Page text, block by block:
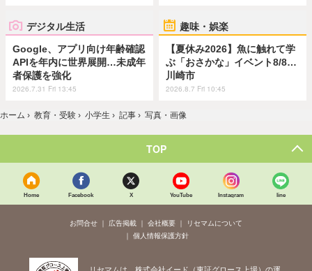
デジタル生活
Google、アプリ向け年齢確認
APIを年内に世界展開…未成年
者保護を強化
2026.7.31 Fri 13:45
趣味・娯楽
【夏休み2026】魚に触れて学
ぶ「おさかな」イベント8/8…
川崎市
2026.8.7 Fri 10:45
ホーム › 教育・受験 › 小学生 › 記事 › 写真・画像
TOP
Home Facebook X YouTube Instagram line
お問合せ 広告掲載 会社概要
リセマムについて
個人情報保護方針